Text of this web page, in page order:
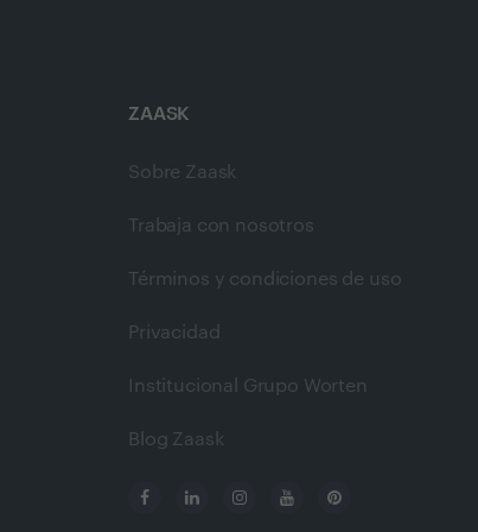
ZAASK
Sobre Zaask
Trabaja con nosotros
Términos y condiciones de uso
Privacidad
Institucional Grupo Worten
Blog Zaask